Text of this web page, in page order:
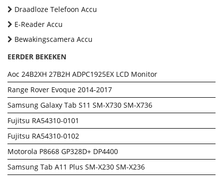
Draadloze Telefoon Accu
E-Reader Accu
Bewakingscamera Accu
EERDER BEKEKEN
Aoc 24B2XH 27B2H ADPC1925EX LCD Monitor
Range Rover Evoque 2014-2017
Samsung Galaxy Tab S11 SM-X730 SM-X736
Fujitsu RA54310-0101
Fujitsu RA54310-0102
Motorola P8668 GP328D+ DP4400
Samsung Tab A11 Plus SM-X230 SM-X236